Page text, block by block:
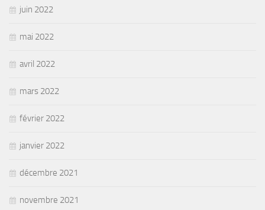
juin 2022
mai 2022
avril 2022
mars 2022
février 2022
janvier 2022
décembre 2021
novembre 2021